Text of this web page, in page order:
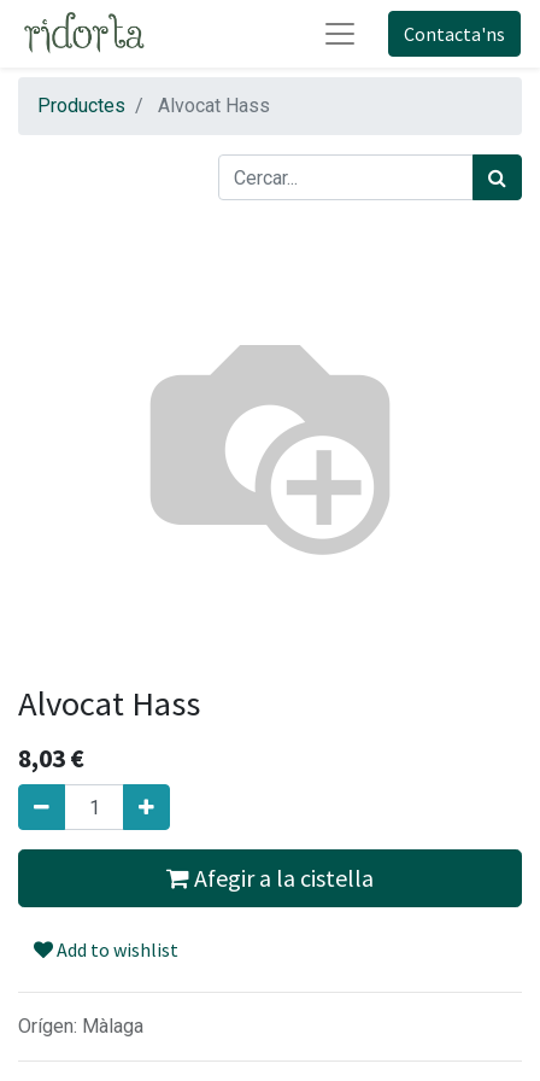
Contacta'ns
Productes Alvocat Hass
Alvocat Hass
8,03€
Afegir a la cistella
Add to wishlist
Orígen: Màlaga